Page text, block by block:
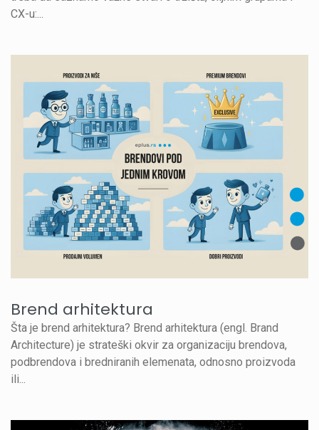
CX-u:...
Brend arhitektura
Šta je brend arhitektura? Brend arhitektura (engl. Brand
Architecture) je strateški okvir za organizaciju brendova,
podbrendova i bredniranih elemenata, odnosno proizvoda
ili...